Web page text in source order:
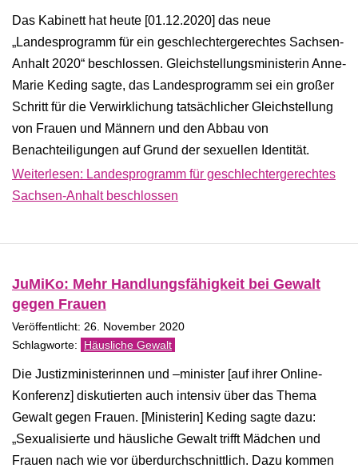
Das Kabinett hat heute [01.12.2020] das neue
„Landesprogramm für ein geschlechtergerechtes Sachsen-​
Anhalt 2020“ beschlossen. Gleichstellungsministerin Anne-​
Marie Keding sagte, das Landesprogramm sei ein großer
Schritt für die Verwirklichung tatsächlicher Gleichstellung
von Frauen und Männern und den Abbau von
Benachteiligungen auf Grund der sexuellen Identität.
Weiterlesen: Landesprogramm für geschlechtergerechtes
Sachsen-​Anhalt beschlossen
JuMiKo: Mehr Handlungsfähigkeit bei Gewalt
gegen Frauen
Veröffentlicht: 26. November 2020
Häusliche Gewalt
Die Justizministerinnen und –minister [auf ihrer Online-
Konferenz] diskutierten auch intensiv über das Thema
Gewalt gegen Frauen. [Ministerin] Keding sagte dazu:
„Sexualisierte und häusliche Gewalt trifft Mädchen und
Frauen nach wie vor überdurchschnittlich. Dazu kommen